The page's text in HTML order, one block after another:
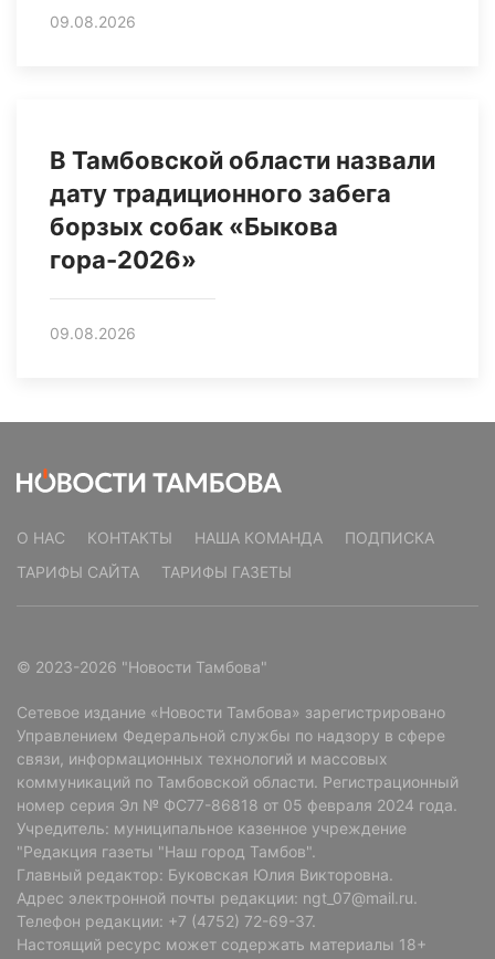
09.08.2026
В Тамбовской области назвали
дату традиционного забега
борзых собак «Быкова
гора-2026»
09.08.2026
О НАС КОНТАКТЫ НАША КОМАНДА
ПОДПИСКА
ТАРИФЫ САЙТА
ТАРИФЫ ГАЗЕТЫ
© 2023-2026 "Новости Тамбова"
Сетевое издание «Новости Тамбова» зарегистрировано
Управлением Федеральной службы по надзору в сфере
связи, информационных технологий и массовых
коммуникаций по Тамбовской области. Регистрационный
номер серия Эл № ФС77-86818 от 05 февраля 2024 года.
Учредитель: муниципальное казенное учреждение
"Редакция газеты "Наш город Тамбов".
Главный редактор: Буковская Юлия Викторовна.
Адрес электронной почты редакции: ngt_07@mail.ru.
Телефон редакции: +7 (4752) 72-69-37.
Настоящий ресурс может содержать материалы 18+
Читайте там, где удобно